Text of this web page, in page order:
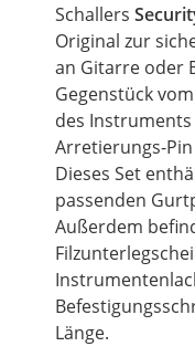
Schallers
Original zur
an Gitarre oder
Gegenstück
des
Arretierungs-
Dieses Set
passenden
Außerdem
Länge.